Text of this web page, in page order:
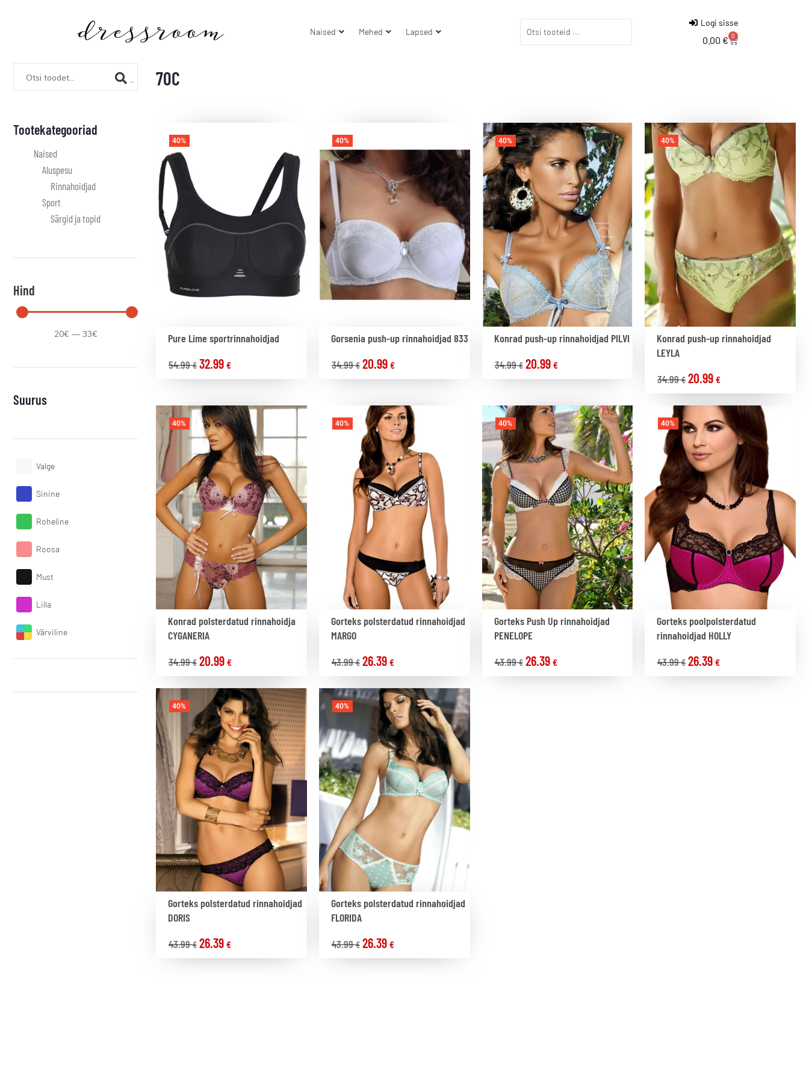
Naised Mehed Lapsed
Logi sisse
0.00 € 0
Tootekategooriad
Naised
Aluspesu
Rinnahoidjad
Sport
Särgid ja topid
Hind
20€— 33€
Suurus
Valge
Sinine
Roheline
Roosa
Must
Lilla
Värviline
70C
40%
Pure Lime sportrinnahoidjad
54.99€ 32.99€
40%
Gorsenia push-up rinnahoidjad 833
34.99€ 20.99 €
40%
Konrad push-up rinnahoidjad PILVI
34.99€ 20.99 €
40%
Konrad push-up rinnahoidjad
LEYLA
34.99€ 20.99€
40%
Konrad polsterdatud rinnahoidja
CYGANERIA
34.99€ 20.99€
40%
Gorteks polsterdatud rinnahoidjad
MARGO
43.99€ 26.39 €
40%
Gorteks Push Up rinnahoidjad
PENELOPE
43.99€ 26.39 €
40%
Gorteks poolpolsterdatud
rinnahoidjad HOLLY
43.99€ 26.39€
40%
Gorteks polsterdatud rinnahoidjad
DORIS
43.99€ 26.39€
40%
Gorteks polsterdatud rinnahoidjad
FLORIDA
43.99€ 26.39 €